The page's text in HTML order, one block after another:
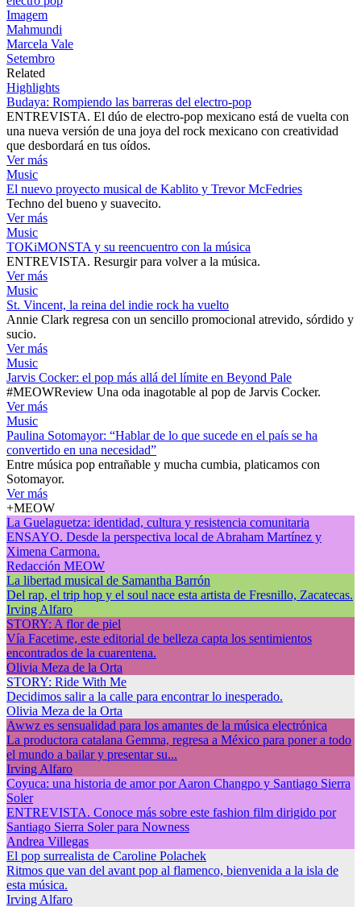
Imagem
Mahmundi
Marcela Vale
Setembro
Related
Highlights
Budaya: Rompiendo las barreras del electro-pop
ENTREVISTA. El dúo de electro-pop mexicano está de vuelta con
una nueva versión de una joya del rock mexicano con creatividad
que desbordará en tus oídos.
Ver más
Music
El nuevo proyecto musical de Kablito y Trevor McFedries
Techno del bueno y suavecito.
Ver más
Music
TOKiMONSTA y su reencuentro con la música
ENTREVISTA. Resurgir para volver a la música.
Ver más
Music
St. Vincent, la reina del indie rock ha vuelto
Annie Clark regresa con un sencillo promocional atrevido, sórdido y
sucio.
Ver más
Music
Jarvis Cocker: el pop más allá del límite en Beyond Pale
#MEOWReview Una oda inagotable al pop de Jarvis Cocker.
Ver más
Music
Paulina Sotomayor: “Hablar de lo que sucede en el país se ha
convertido en una necesidad”
Entre música pop entrañable y mucha cumbia, platicamos con
Sotomayor.
Ver más
+MEOW
La Guelaguetza: identidad, cultura y resistencia comunitaria
ENSAYO. Desde la perspectiva local de Abraham Martínez y
Ximena Carmona.
Redacción MEOW
La libertad musical de Samantha Barrón
Del rap, el trip hop y el soul nace esta artista de Fresnillo, Zacatecas.
Irving Alfaro
STORY: A flor de piel
Vía Facetime, este editorial de belleza capta los sentimientos
encontrados de la cuarentena.
Olivia Meza de la Orta
STORY: Ride With Me
Decidimos salir a la calle para encontrar lo inesperado.
Olivia Meza de la Orta
Awwz es sensualidad para los amantes de la música electrónica
La productora catalana Gemma, regresa a México para poner a todo
el mundo a bailar y presentar su...
Irving Alfaro
Coyuca: una historia de amor por Aaron Changpo y Santiago Sierra
Soler
ENTREVISTA. Conoce más sobre este fashion film dirigido por
Santiago Sierra Soler para Nowness
Andrea Villegas
El pop surrealista de Caroline Polachek
Ritmos que van del avant pop al flamenco, bienvenida a la isla de
esta música.
Irving Alfaro